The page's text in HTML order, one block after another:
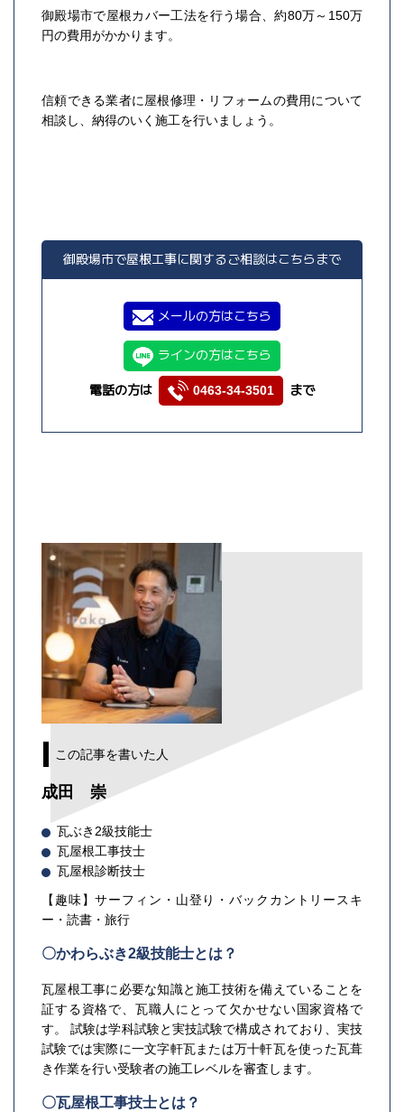
御殿場市で屋根カバー工法を行う場合、約80万～150万
円の費用がかかります。
信頼できる業者に屋根修理・リフォームの費用について
相談し、納得のいく施工を行いましょう。
御殿場市で屋根工事に関するご相談はこちらまで
メールの方はこちら
ラインの方はこちら
電話の方は 0463-34-3501 まで
この記事を書いた人
成田 崇
瓦ぶき2級技能士
瓦屋根工事技士
瓦屋根診断技士
【趣味】サーフィン・山登り・バックカントリースキ
ー・読書・旅行
〇かわらぶき2級技能士とは？
瓦屋根工事に必要な知識と施工技術を備えていることを
証する資格で、瓦職人にとって欠かせない国家資格で
す。 試験は学科試験と実技試験で構成されており、実技
試験では実際に一文字軒瓦または万十軒瓦を使った瓦葺
き作業を行い受験者の施工レベルを審査します。
〇瓦屋根工事技士とは？